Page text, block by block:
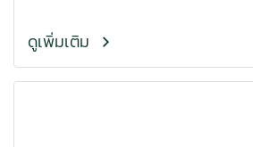
ดูเพิ่มเติม